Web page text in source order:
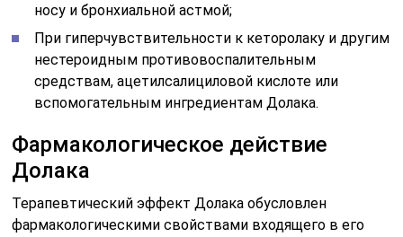
носу и бронхиальной астмой;
При гиперчувствительности к кеторолаку и другим
нестероидным противовоспалительным
средствам, ацетилсалициловой кислоте или
вспомогательным ингредиентам Долака.
Фармакологическое действие
Долака
Терапевтический эффект Долака обусловлен
фармакологическими свойствами входящего в его